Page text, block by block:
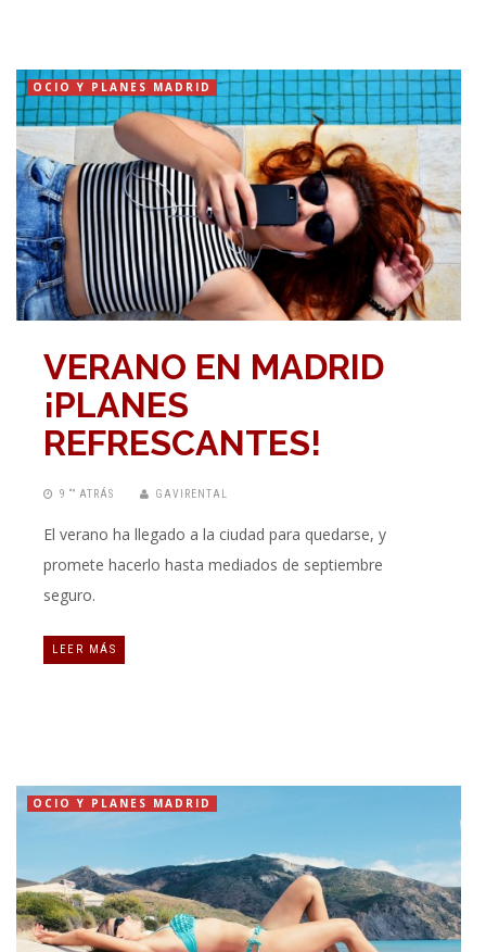
OCIO Y PLANES MADRID
VERANO EN MADRID
¡PLANES
REFRESCANTES!
9 “” ATRÁS GAVIRENTAL
El verano ha llegado a la ciudad para quedarse, y
promete hacerlo hasta mediados de septiembre
seguro.
LEER MÁS
OCIO Y PLANES MADRID